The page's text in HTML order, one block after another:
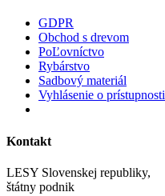
GDPR
Obchod s drevom
PoĽovníctvo
Rybárstvo
Sadbový materiál
Vyhlásenie o prístupnosti
Kontakt
LESY Slovenskej republiky,
štátny podnik